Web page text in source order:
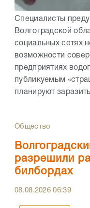
Специалисты
Волгоградской
социальных сетях
возможности
предприятиях
публикуемым
планируют
Общество
разрешили
билбордах
08.08.202606:39